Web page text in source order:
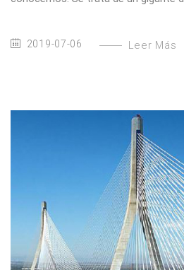
2019-07-06 Leer Más